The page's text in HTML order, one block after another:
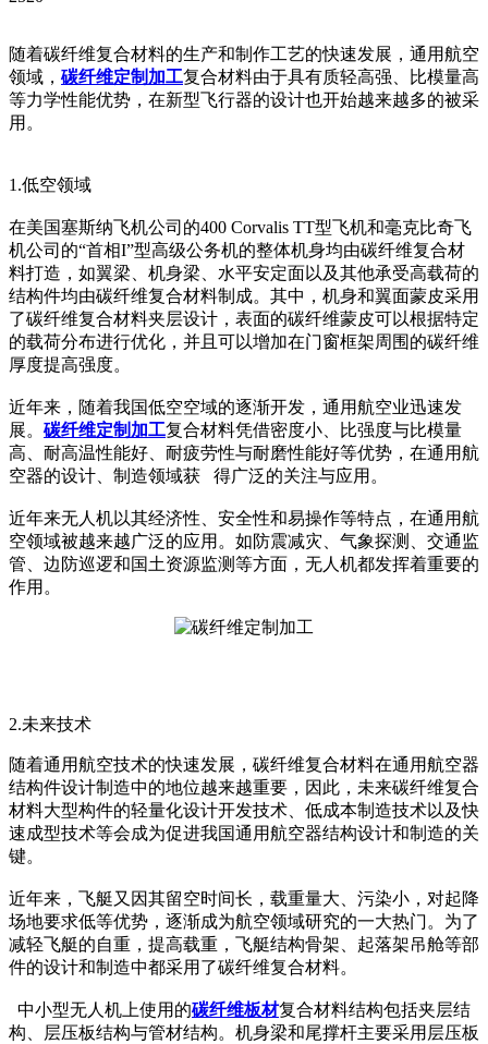
随着碳纤维复合材料的生产和制作工艺的快速发展，通用航空
领域， 碳纤维定制加工复合材料由于具有质轻高强、比模量高
等力学性能优势，在新型飞行器的设计也开始越来越多的被采
用。
1.低空领域
在美国塞斯纳飞机公司的400 Corvalis TT型飞机和毫克比奇飞
机公司的“首相I”型高级公务机的整体机身均由碳纤维复合材
料打造，如翼梁、机身梁、水平安定面以及其他承受高载荷的
结构件均由碳纤维复合材料制成。其中，机身和翼面蒙皮采用
了碳纤维复合材料夹层设计，表面的碳纤维蒙皮可以根据特定
的载荷分布进行优化，并且可以增加在门窗框架周围的碳纤维
厚度提高强度。
近年来，随着我国低空空域的逐渐开发，通用航空业迅速发
展。 碳纤维定制加工复合材料凭借密度小、比强度与比模量
高、耐高温性能好、耐疲劳性与耐磨性能好等优势，在通用航
空器的设计、制造领域获 得广泛的关注与应用。
近年来无人机以其经济性、安全性和易操作等特点，在通用航
空领域被越来越广泛的应用。如防震减灾、气象探测、交通监
管、边防巡逻和国土资源监测等方面，无人机都发挥着重要的
作用。
2.未来技术
随着通用航空技术的快速发展，碳纤维复合材料在通用航空器
结构件设计制造中的地位越来越重要，因此，未来碳纤维复合
材料大型构件的轻量化设计开发技术、低成本制造技术以及快
速成型技术等会成为促进我国通用航空器结构设计和制造的关
键。
近年来，飞艇又因其留空时间长，载重量大、污染小，对起降
场地要求低等优势，逐渐成为航空领域研究的一大热门。为了
减轻飞艇的自重，提高载重，飞艇结构骨架、起落架吊舱等部
件的设计和制造中都采用了碳纤维复合材料。
中小型无人机上使用的碳纤维板材复合材料结构包括夹层结
构、层压板结构与管材结构。机身梁和尾撑杆主要采用层压板